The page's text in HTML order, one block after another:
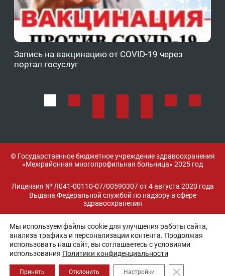
Запись на вакцинацию от COVID-19 через
портал госуслуг
© Государственное бюджетное учреждение здравоохранения
«Межрайонная многопрофильная больница» 2025 год
Лицензия № Л041-00110-07/00590307 от 4 августа 2020 года
Выдана Федеральной службой по надзору в сфере
здравоохранения
Разработка и поддержка:
Мы используем файлы cookie для улучшения работы сайта,
анализа трафика и персонализации контента. Продолжая
использовать наш сайт, вы соглашаетесь с условиями
использования Политики конфиденциальности
Принять Отклонить Настройки Закрыть